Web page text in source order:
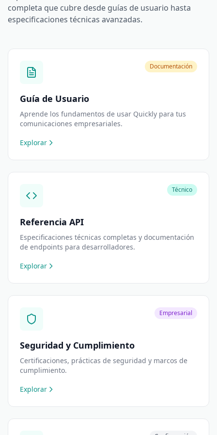
completa que cubre desde guías de usuario hasta
especificaciones técnicas avanzadas.
Documentación
Guía de Usuario
Aprende los fundamentos de usar Quickly para tus
comunicaciones empresariales.
Explorar
Técnico
Referencia API
Especificaciones técnicas completas y documentación
de endpoints para desarrolladores.
Explorar
Empresarial
Seguridad y Cumplimiento
Certificaciones, prácticas de seguridad y marcos de
cumplimiento.
Explorar